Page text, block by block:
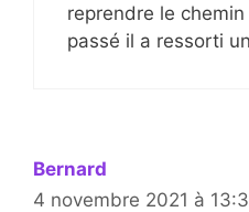
reprendre le chemin
passé il a ressorti
Bernard
4 novembre 2021 à